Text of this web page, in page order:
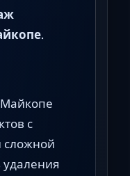
с
сложной
удаления